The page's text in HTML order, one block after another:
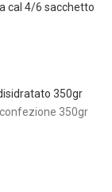
cal 4/6 sacchetto
350gr
350gr